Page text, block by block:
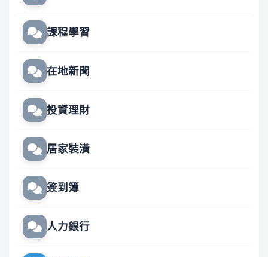
課程學習
在地新聞
投資理財
居家裝潢
簽到簿
人力銀行